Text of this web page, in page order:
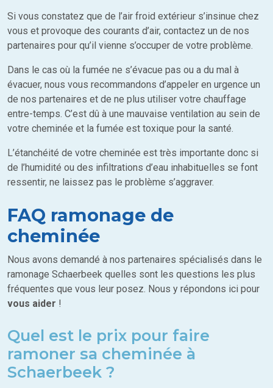
Si vous constatez que de l’air froid extérieur s’insinue chez
vous et provoque des courants d’air, contactez un de nos
partenaires pour qu’il vienne s’occuper de votre problème.
Dans le cas où la fumée ne s’évacue pas ou a du mal à
évacuer, nous vous recommandons d’appeler en urgence un
de nos partenaires et de ne plus utiliser votre chauffage
entre-temps. C’est dû à une mauvaise ventilation au sein de
votre cheminée et la fumée est toxique pour la santé.
L’étanchéité de votre cheminée est très importante donc si
de l’humidité ou des infiltrations d’eau inhabituelles se font
ressentir, ne laissez pas le problème s’aggraver.
FAQ ramonage de
cheminée
Nous avons demandé à nos partenaires spécialisés dans le
ramonage Schaerbeek quelles sont les questions les plus
fréquentes que vous leur posez. Nous y répondons ici pour
vous aider !
Quel est le prix pour faire
ramoner sa cheminée à
Schaerbeek ?